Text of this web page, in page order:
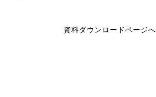
資料ダウンロードページへ